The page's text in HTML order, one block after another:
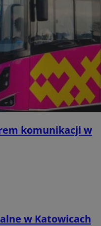
komunikacji w
w Katowicach